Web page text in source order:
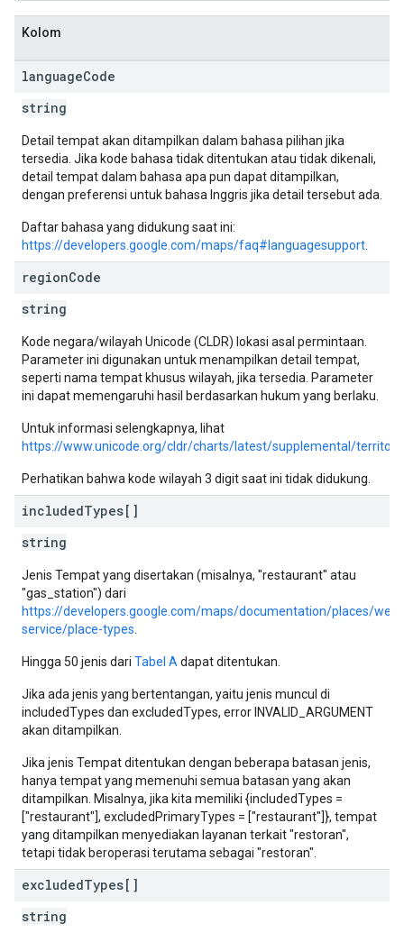
Kolom
languageCode
string
Detail tempat akan ditampilkan dalam bahasa pilihan jika
tersedia. Jika kode bahasa tidak ditentukan atau tidak dikenali,
detail tempat dalam bahasa apa pun dapat ditampilkan,
dengan preferensi untuk bahasa Inggris jika detail tersebut ada.
Daftar bahasa yang didukung saat ini:
https://developers.google.com/maps/faq#languagesupport
regionCode
string
Kode negara/wilayah Unicode (CLDR) lokasi asal permintaan.
Parameter ini digunakan untuk menampilkan detail tempat,
seperti nama tempat khusus wilayah, jika tersedia. Parameter
ini dapat memengaruhi hasil berdasarkan hukum yang berlaku.
Untuk informasi selengkapnya, lihat
https://www.unicode.org/cldr/charts/latest/supplemental/
Perhatikan bahwa kode wilayah 3 digit saat ini tidak didukung.
includedTypes[]
string
Jenis Tempat yang disertakan (misalnya, "restaurant" atau
"gas_station") dari
https://developers.google.com/maps/documentation/places/web-
service/place-types
Hingga 50 jenis dari Tabel A dapat ditentukan.
Jika ada jenis yang bertentangan, yaitu jenis muncul di
includedTypes dan excludedTypes, error INVALID_ARGUMENT
akan ditampilkan.
Jika jenis Tempat ditentukan dengan beberapa batasan jenis,
hanya tempat yang memenuhi semua batasan yang akan
ditampilkan. Misalnya, jika kita memiliki {includedTypes =
["restaurant"], excludedPrimaryTypes = ["restaurant"]}, tempat
yang ditampilkan menyediakan layanan terkait "restoran",
tetapi tidak beroperasi terutama sebagai "restoran".
excludedTypes[]
string